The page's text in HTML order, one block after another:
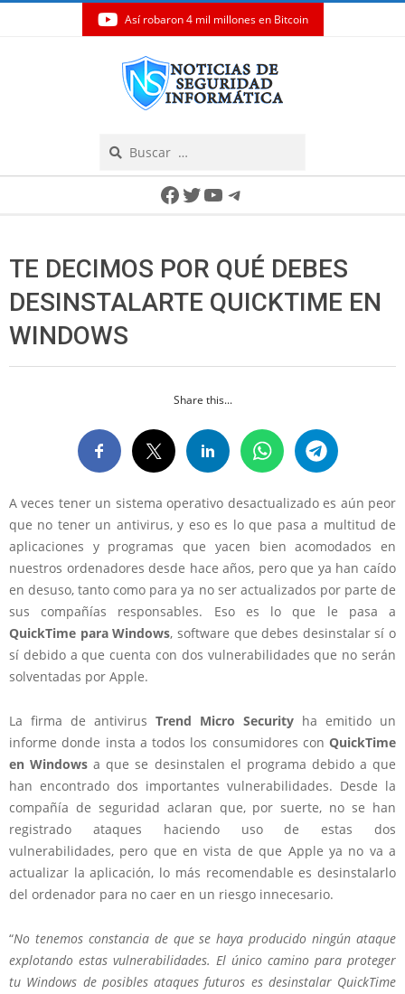
Así robaron 4 mil millones en Bitcoin
Facebook
Twitter
YouTube
Telegram
TE DECIMOS POR QUÉ DEBES
DESINSTALARTE QUICKTIME EN
WINDOWS
Share this...
A veces tener un sistema operativo desactualizado es aún peor
que no tener un antivirus, y eso es lo que pasa a multitud de
aplicaciones y programas que yacen bien acomodados en
nuestros ordenadores desde hace años, pero que ya han caído
en desuso, tanto como para ya no ser actualizados por parte de
sus compañías responsables. Eso es lo que le pasa a
QuickTime para Windows, software que debes desinstalar sí o
sí debido a que cuenta con dos vulnerabilidades que no serán
solventadas por Apple.
La firma de antivirus Trend Micro Security ha emitido un
informe donde insta a todos los consumidores con QuickTime
en Windows a que se desinstalen el programa debido a que
han encontrado dos importantes vulnerabilidades. Desde la
compañía de seguridad aclaran que, por suerte, no se han
registrado ataques haciendo uso de estas dos
vulnerabilidades, pero que en vista de que Apple ya no va a
actualizar la aplicación, lo más recomendable es desinstalarlo
del ordenador para no caer en un riesgo innecesario.
“No tenemos constancia de que se haya producido ningún ataque
explotando estas vulnerabilidades. El único camino para proteger
tu Windows de posibles ataques futuros es desinstalar QuickTime